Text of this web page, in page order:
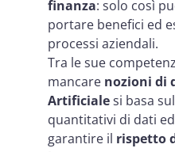
finanza: solo così
portare benefici ed
processi aziendali.
Tra le sue
mancare nozioni di
Artificialesi basa
quantitativi di dati
garantire il rispetto